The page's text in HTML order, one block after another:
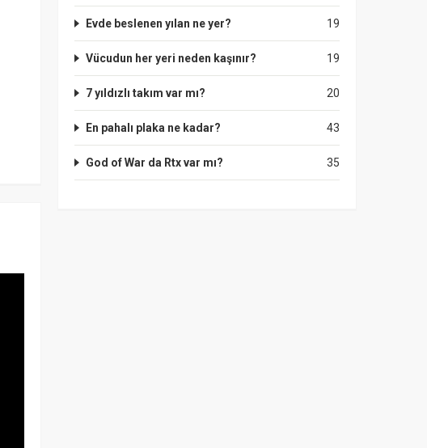
19
Evde beslenen yılan ne yer?
19
Vücudun her yeri neden kaşınır?
20
7 yıldızlı takım var mı?
43
En pahalı plaka ne kadar?
35
God of War da Rtx var mı?